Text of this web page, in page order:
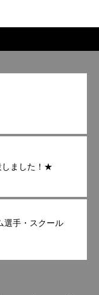
しました！★
選手・スクール